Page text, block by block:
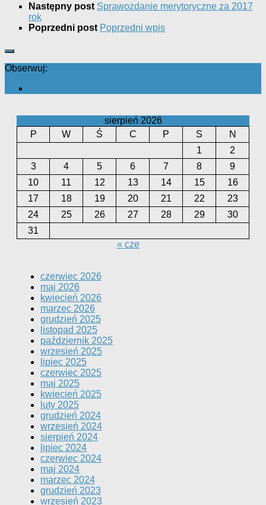
Następny post Sprawozdanie merytoryczne za 2017
rok
Poprzedni post Poprzedni wpis
Obserwuj:
sierpień 2026
P
W Ś C P S
N
1
2
3
4 5 6 7 8
9
10
11 12 13 14 15
16
17
18 19 20 21 22
23
24
25 26 27 28 29
30
31
« cze
czerwiec 2026
maj 2026
kwiecień 2026
marzec 2026
grudzień 2025
listopad 2025
październik 2025
wrzesień 2025
lipiec 2025
czerwiec 2025
maj 2025
kwiecień 2025
luty 2025
grudzień 2024
wrzesień 2024
sierpień 2024
lipiec 2024
czerwiec 2024
maj 2024
marzec 2024
grudzień 2023
wrzesień 2023